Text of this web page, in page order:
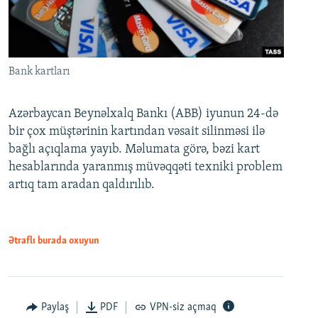
Bank kartları
Azərbaycan Beynəlxalq Bankı (ABB) iyunun 24-də
bir çox müştərinin kartından vəsait silinməsi ilə
bağlı açıqlama yayıb. Məlumata görə, bəzi kart
hesablarında yaranmış müvəqqəti texniki problem
artıq tam aradan qaldırılıb.
Ətraflı burada oxuyun
Paylaş PDF VPN-siz açmaq